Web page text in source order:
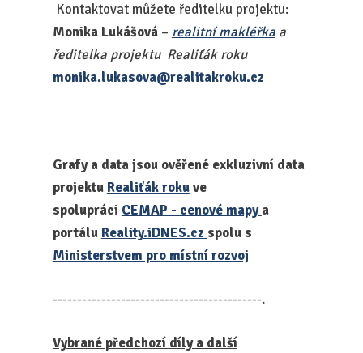
Kontaktovat můžete ředitelku projektu:
Monika Lukášová– realitní makléřkaa
ředitelka projektu Realiťák roku
monika.lukasova@realitakroku.cz
Grafy a data jsou ověřené exkluzivní data
projektu Realiťák rokuve
spolupráci CEMAP - cenové mapya
portálu Reality.iDNES.cz spolu s
Ministerstvem pro místní rozvoj
-------------------------------------------.
Vybrané předchozí díly a další